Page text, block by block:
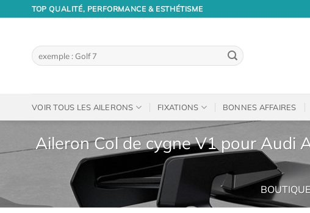
TOP QUALITÉ, PERFORMANCE & ESTHÉTISME
Recherche
pour :
VOIR TOUS LES AILERONS FIXATIONS BONNES AFFAIRES
Aileron Col de cygne V1 pour Audi
BOUTIQUE